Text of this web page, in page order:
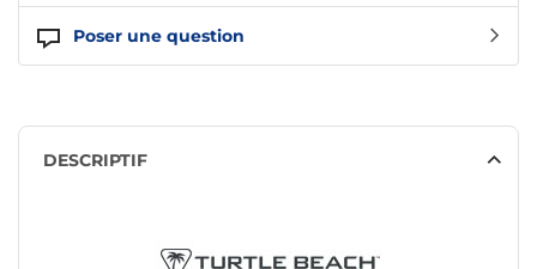
Poser une question
DESCRIPTIF